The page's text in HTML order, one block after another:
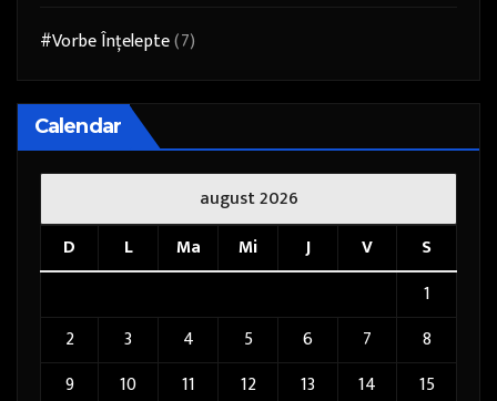
#Vorbe Înțelepte(7)
Calendar
august 2026
D
L Ma Mi J V
S
1
2
3 4 5 6 7
8
9
10 11 12 13 14 15